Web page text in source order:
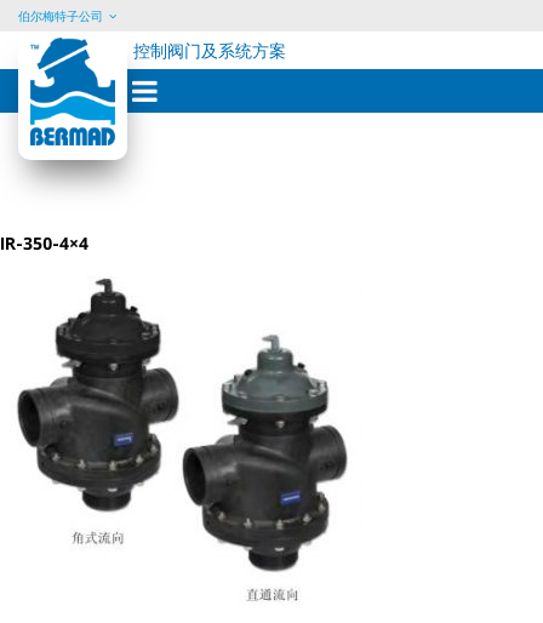
Skip
content
伯尔梅特子公司
控制阀门及系统方案
IR-350-4×4